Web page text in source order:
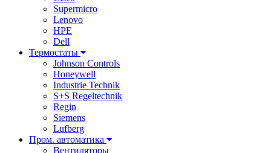
Supermicro
Lenovo
HPE
Dell
Термостаты
Johnson Controls
Honeywell
Industrie Technik
S+S Regeltechnik
Regin
Siemens
Lufberg
Пром. автоматика
Вентиляторы